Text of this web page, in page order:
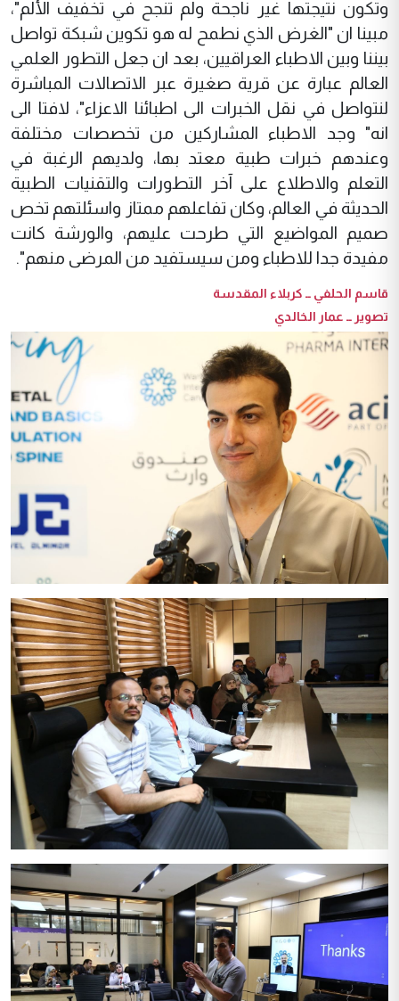
وتكون نتيجتها غير ناجحة ولم تنجح في تخفيف الألم"،
مبينا ان "الغرض الذي نطمح له هو تكوين شبكة تواصل
بيننا وبين الاطباء العراقيين، بعد ان جعل التطور العلمي
العالم عبارة عن قرية صغيرة عبر الاتصالات المباشرة
لنتواصل في نقل الخبرات الى اطبائنا الاعزاء"، لافتا الى
انه" وجد الاطباء المشاركين من تخصصات مختلفة
وعندهم خبرات طبية معتد بها، ولديهم الرغبة في
التعلم والاطلاع على آخر التطورات والتقنيات الطبية
الحديثة في العالم، وكان تفاعلهم ممتاز واسئلتهم تخص
صميم المواضيع التي طرحت عليهم، والورشة كانت
مفيدة جدا للاطباء ومن سيستفيد من المرضى منهم".
قاسم الحلفي ــ كربلاء المقدسة
تصوير ــ عمار الخالدي